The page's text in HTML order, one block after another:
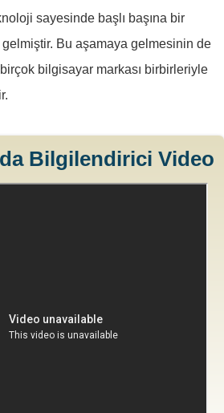
sayesinde başlı başına bir
Bu aşamaya gelmesinin de
bilgisayar markası birbirleriyle
Bilgilendirici Video